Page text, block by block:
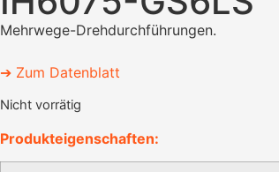
Mehrwege-Drehdurchführungen.
➔ Zum Datenblatt
Nicht vorrätig
Produkteigenschaften: